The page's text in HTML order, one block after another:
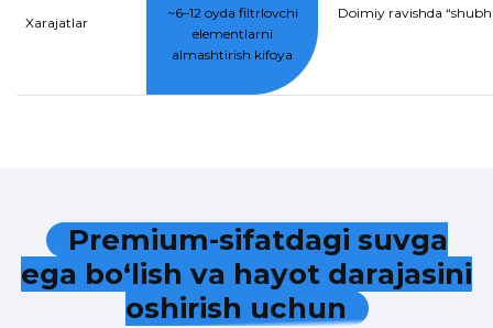
Xarajatlar
~6–12 oyda filtrlovchi
elementlarni
almashtirish kifoya
Doimiy ravishda
Premium-sifatdagi suvga
ega bo‘lish va hayot darajasini
oshirish uchun